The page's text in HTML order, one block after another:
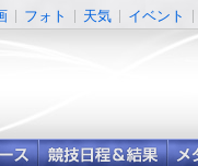
フォト 天気 イベント